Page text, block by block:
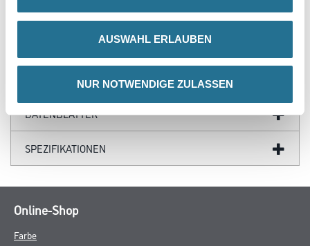
AUSWAHL ERLAUBEN
NUR NOTWENDIGE ZULASSEN
GEFAHRENHINWEISE
DATENBLÄTTER
SPEZIFIKATIONEN
Online-Shop
Farbe